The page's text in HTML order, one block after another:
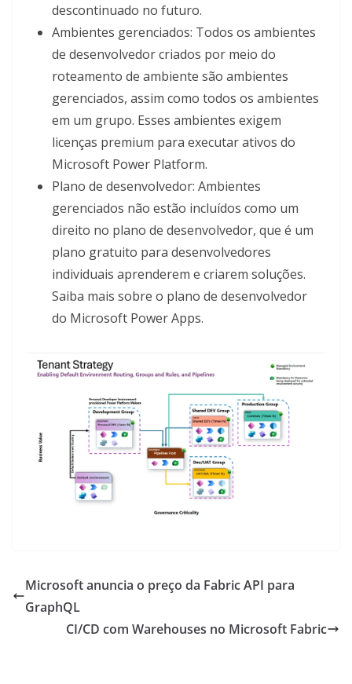
descontinuado no futuro.
Ambientes gerenciados: Todos os ambientes
de desenvolvedor criados por meio do
roteamento de ambiente são ambientes
gerenciados, assim como todos os ambientes
em um grupo. Esses ambientes exigem
licenças premium para executar ativos do
Microsoft Power Platform.
Plano de desenvolvedor: Ambientes
gerenciados não estão incluídos como um
direito no plano de desenvolvedor, que é um
plano gratuito para desenvolvedores
individuais aprenderem e criarem soluções.
Saiba mais sobre o plano de desenvolvedor
do Microsoft Power Apps.
Microsoft anuncia o preço da Fabric API para
GraphQL
CI/CD com Warehouses no Microsoft Fabric